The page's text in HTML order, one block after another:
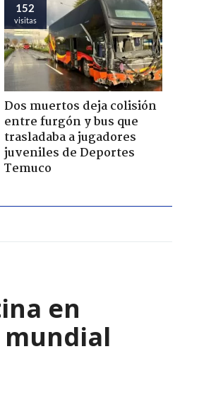
152
visitas
Dos muertos deja colisión
entre furgón y bus que
trasladaba a jugadores
juveniles de Deportes
Temuco
en